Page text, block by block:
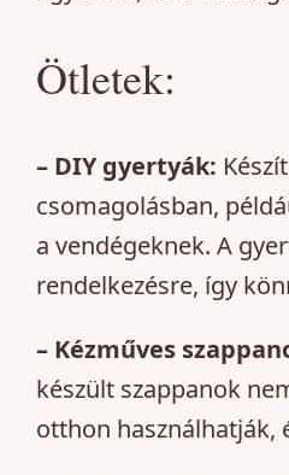
Ötletek:
– DIY gyertyák:
csomagolásban,
a vendégeknek. A
rendelkezésre, így
– Kézműves
készült szappanok
otthon használhatják,